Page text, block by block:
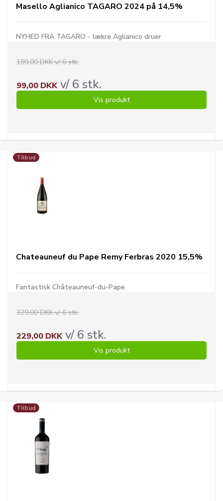
Masello Aglianico TAGARO 2024 på 14,5%
NYHED FRA TAGARO - lækre Aglianico druer
199,00 DKK v/ 6 stk.
99,00 DKKv/ 6 stk.
Vis produkt
Tilbud
Chateauneuf du Pape Remy Ferbras 2020 15,5%
Fantastisk Châteauneuf-du-Pape.
329,00 DKK v/ 6 stk.
229,00 DKKv/ 6 stk.
Vis produkt
Tilbud